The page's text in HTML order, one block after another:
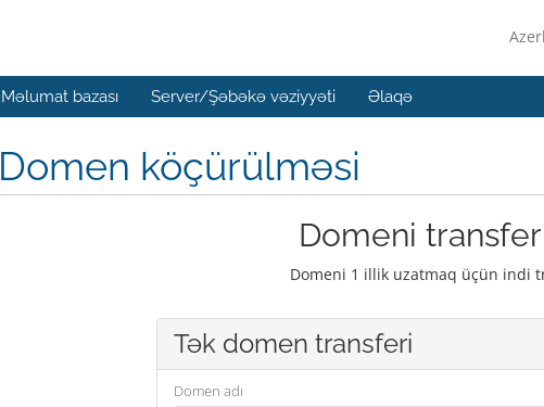
Məlumat bazası Server/Şəbəkə vəziyyəti Əlaqə
Domen köçürülməsi
Domeni
Domeni 1 illik uzatmaq üçün indi
Tək domen transferi
Domen adı